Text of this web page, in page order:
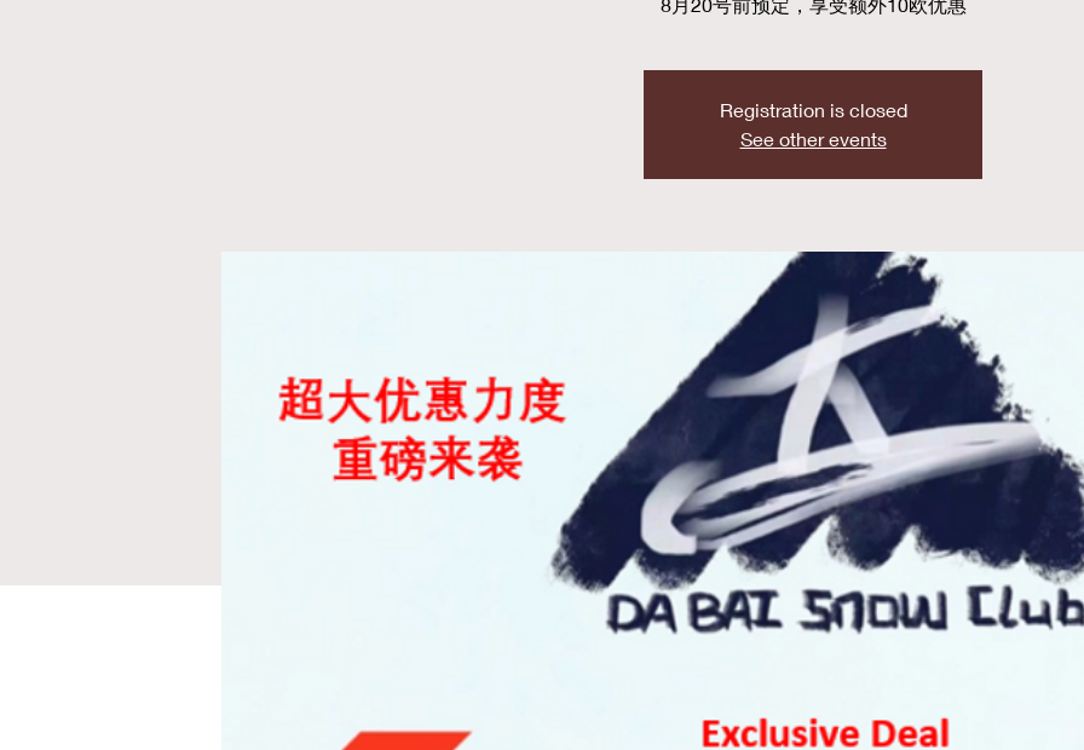
8月20号前预定，享受额外10欧优惠
Registration is closed
See other events